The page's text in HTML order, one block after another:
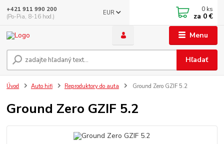
Menu
EUR
Hľadať
+421 911 990 200
(Po-Pia, 8-16 hod.)
0 ks
za 0 €
Úvod Auto hifi Reproduktory do auta Ground Zero GZIF 5.2
Ground Zero GZIF 5.2